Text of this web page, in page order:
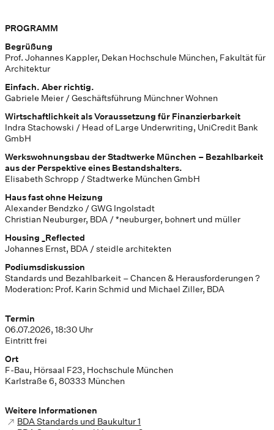
PROGRAMM
Begrüßung
Prof. Johannes Kappler, Dekan Hochschule München, Fakultät für
Architektur
Einfach. Aber richtig.
Gabriele Meier / Geschäftsführung Münchner Wohnen
Wirtschaftlichkeit als Voraussetzung für Finanzierbarkeit
Indra Stachowski / Head of Large Underwriting, UniCredit Bank
GmbH
Werkswohnungsbau der Stadtwerke München – Bezahlbarkeit
aus der Perspektive eines Bestandshalters.
Elisabeth Schropp / Stadtwerke München GmbH
Haus fast ohne Heizung
Alexander Bendzko / GWG Ingolstadt
Christian Neuburger, BDA / *neuburger, bohnert und müller
Housing _Reflected
Johannes Ernst, BDA / steidle architekten
Podiumsdiskussion
Standards und Bezahlbarkeit – Chancen & Herausforderungen ?
Moderation: Prof. Karin Schmid und Michael Ziller, BDA
Termin
06.07.2026, 18:30 Uhr
Eintritt frei
Ort
F-Bau, Hörsaal F23, Hochschule München
Karlstraße 6, 80333 München
Weitere Informationen
BDA Standards und Baukultur 1